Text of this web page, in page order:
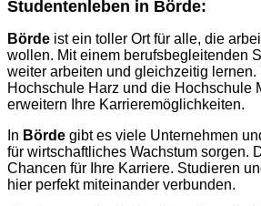
Studentenleben in Börde:
Börde ist ein toller Ort für alle, die
wollen. Mit einem berufsbegleitenden
weiter arbeiten und gleichzeitig
Hochschule Harz und die Hochschule
erweitern Ihre Karrieremöglichkeiten.
In Börde gibt es viele Unternehmen
für wirtschaftliches Wachstum sorgen.
Chancen für Ihre Karriere. Studieren
hier perfekt miteinander verbunden.